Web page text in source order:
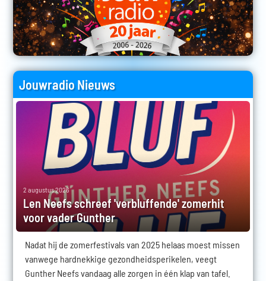
Jouwradio Nieuws
2 augustus 2026
Len Neefs schreef 'verbluffende' zomerhit
voor vader Gunther
Nadat hij de zomerfestivals van 2025 helaas moest missen
vanwege hardnekkige gezondheidsperikelen, veegt
Gunther Neefs vandaag alle zorgen in één klap van tafel.